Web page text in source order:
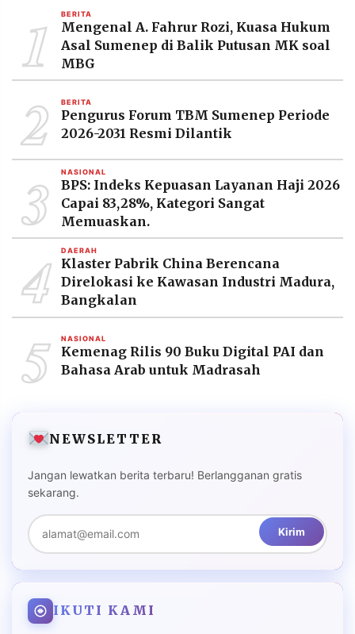
©
Resolusi.co
-
PT.
RESOLUSI
MEDIA
1 BERITA
Mengenal A. Fahrur Rozi, Kuasa Hukum
Asal Sumenep di Balik Putusan MK soal
MBG
2 BERITA
Pengurus Forum TBM Sumenep Periode
2026-2031 Resmi Dilantik
3 NASIONAL
BPS: Indeks Kepuasan Layanan Haji 2026
Capai 83,28%, Kategori Sangat
Memuaskan.
4 DAERAH
Klaster Pabrik China Berencana
Direlokasi ke Kawasan Industri Madura,
Bangkalan
5 NASIONAL
Kemenag Rilis 90 Buku Digital PAI dan
Bahasa Arab untuk Madrasah
NEWSLETTER
Jangan lewatkan berita terbaru! Berlangganan gratis
sekarang.
Kirim
IKUTI KAMI